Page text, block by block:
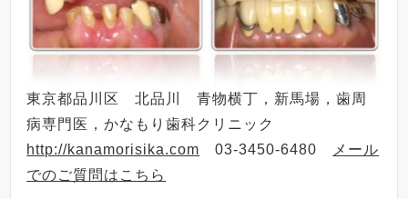
東京都品川区 北品川 青物横丁，新馬場，歯周
病専門医，かなもり歯科クリニック
http://kanamorisika.com 03-3450-6480
メール
でのご質問はこちら